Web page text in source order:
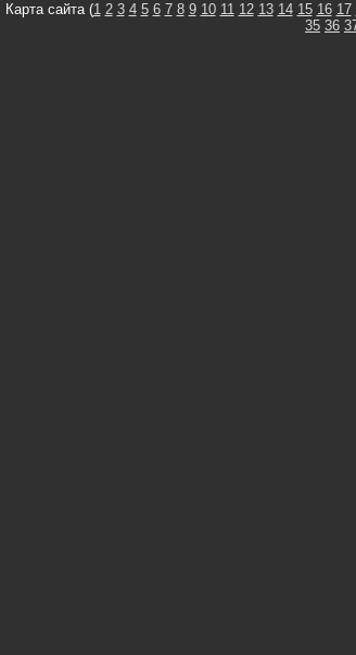
Карта сайта (1 2 3 4 5 6 7 8 9 10 11 12 13 14 15 16 17
35 36